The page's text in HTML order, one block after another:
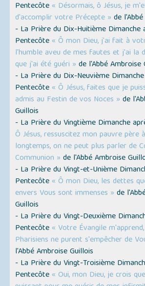
Pentecôte « Désormais, ô Jésus, je
d'accomplir votre Précepte » de
- La Prière du Dix-Huitième Dimanche
Pentecôte « Ô mon Dieu, j'ai fait à
l'humble aveu de mes fautes et j'ai la
que j'ai été guéri » de l'Abbé Ambroise
- La Prière du Dix-Neuvième
Pentecôte « Ô Jésus, faites que je
admis au Festin de vos Noces » de
Guillois
- La Prière du Vingtième Dimanche
Ô Jésus, ressuscitez mon pauvre père
longtemps, on ne peut plus parler de
Communion » de l'Abbé Ambroise
- La Prière du Vingt-et-Unième
Pentecôte « Ô mon Dieu, les dettes
envers Vous sont immenses » de
Guillois
- La Prière du Vingt-Deuxième
Pentecôte « Votre Évangile
Pharisiens ne purent s'empêcher de
l'Abbé Ambroise Guillois
- La Prière du Vingt-Troisième
Pentecôte « Oui, mon Dieu, je crois